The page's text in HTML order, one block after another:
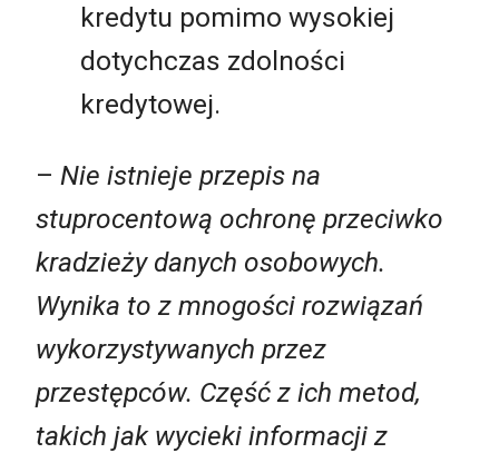
kredytu pomimo wysokiej
dotychczas zdolności
kredytowej.
– Nie istnieje przepis na
stuprocentową ochronę przeciwko
kradzieży danych osobowych.
Wynika to z mnogości rozwiązań
wykorzystywanych przez
przestępców. Część z ich metod,
takich jak wycieki informacji z